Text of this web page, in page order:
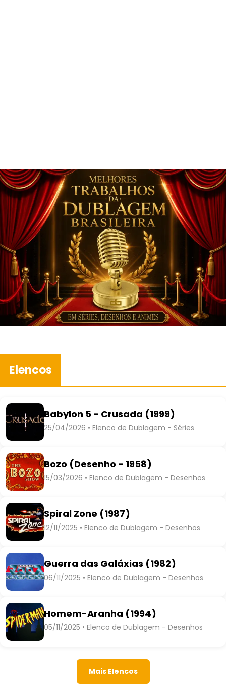
Elencos
Babylon 5 - Crusada (1999)
25/04/2026 • Elenco de Dublagem - Séries
Bozo (Desenho - 1958)
15/03/2026 • Elenco de Dublagem - Desenhos
Spiral Zone (1987)
12/11/2025 • Elenco de Dublagem - Desenhos
Guerra das Galáxias (1982)
06/11/2025 • Elenco de Dublagem - Desenhos
Homem-Aranha (1994)
05/11/2025 • Elenco de Dublagem - Desenhos
Mais Elencos